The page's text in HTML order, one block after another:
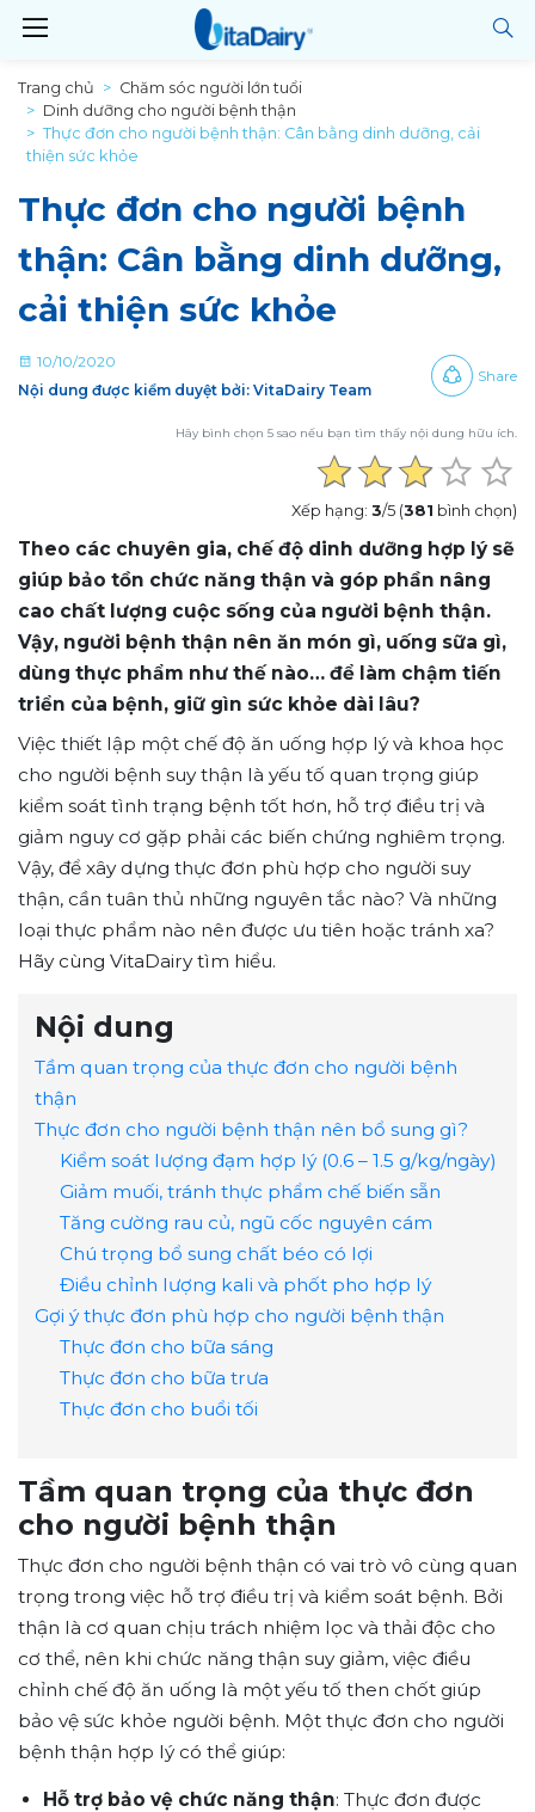
Trang chủ
Chăm sóc người lớn tuổi
Dinh dưỡng cho người bệnh thận
Thực đơn cho người bệnh thận: Cân bằng dinh dưỡng, cải
thiện sức khỏe
Thực đơn cho người bệnh
thận: Cân bằng dinh dưỡng,
cải thiện sức khỏe
10/10/2020
Nội dung được kiểm duyệt bởi: VitaDairy Team
Share
Hãy bình chọn 5 sao nếu bạn tìm thấy nội dung hữu ích.
Xếp hạng: 3/5 (381 bình chọn)
Theo các chuyên gia, chế độ dinh dưỡng hợp lý sẽ
giúp bảo tồn chức năng thận và góp phần nâng
cao chất lượng cuộc sống của người bệnh thận.
Vậy, người bệnh thận nên ăn món gì, uống sữa gì,
dùng thực phẩm như thế nào… để làm chậm tiến
triển của bệnh, giữ gìn sức khỏe dài lâu?
Việc thiết lập một chế độ ăn uống hợp lý và khoa học
cho người bệnh suy thận là yếu tố quan trọng giúp
kiểm soát tình trạng bệnh tốt hơn, hỗ trợ điều trị và
giảm nguy cơ gặp phải các biến chứng nghiêm trọng.
Vậy, để xây dựng thực đơn phù hợp cho người suy
thận, cần tuân thủ những nguyên tắc nào? Và những
loại thực phẩm nào nên được ưu tiên hoặc tránh xa?
Hãy cùng VitaDairy tìm hiểu.
Nội dung
Tầm quan trọng của thực đơn cho người bệnh
thận
Thực đơn cho người bệnh thận nên bổ sung gì?
Kiểm soát lượng đạm hợp lý (0.6 – 1.5 g/kg/ngày)
Giảm muối, tránh thực phẩm chế biến sẵn
Tăng cường rau củ, ngũ cốc nguyên cám
Chú trọng bổ sung chất béo có lợi
Điều chỉnh lượng kali và phốt pho hợp lý
Gợi ý thực đơn phù hợp cho người bệnh thận
Thực đơn cho bữa sáng
Thực đơn cho bữa trưa
Thực đơn cho buổi tối
Tầm quan trọng của thực đơn
cho người bệnh thận
Thực đơn cho người bệnh thận có vai trò vô cùng quan
trọng trong việc hỗ trợ điều trị và kiểm soát bệnh. Bởi
thận là cơ quan chịu trách nhiệm lọc và thải độc cho
cơ thể, nên khi chức năng thận suy giảm, việc điều
chỉnh chế độ ăn uống là một yếu tố then chốt giúp
bảo vệ sức khỏe người bệnh. Một thực đơn cho người
bệnh thận hợp lý có thể giúp:
Hỗ trợ bảo vệ chức năng thận: Thực đơn được